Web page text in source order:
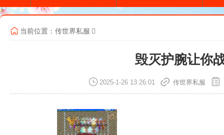
当前位置： 传世界私服
毁灭护腕让你
2025-1-26 13:26:01 传世界私服